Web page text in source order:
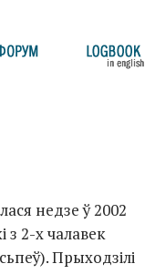
недзе ў 2002
з 2-х чалавек
Прыходзілі